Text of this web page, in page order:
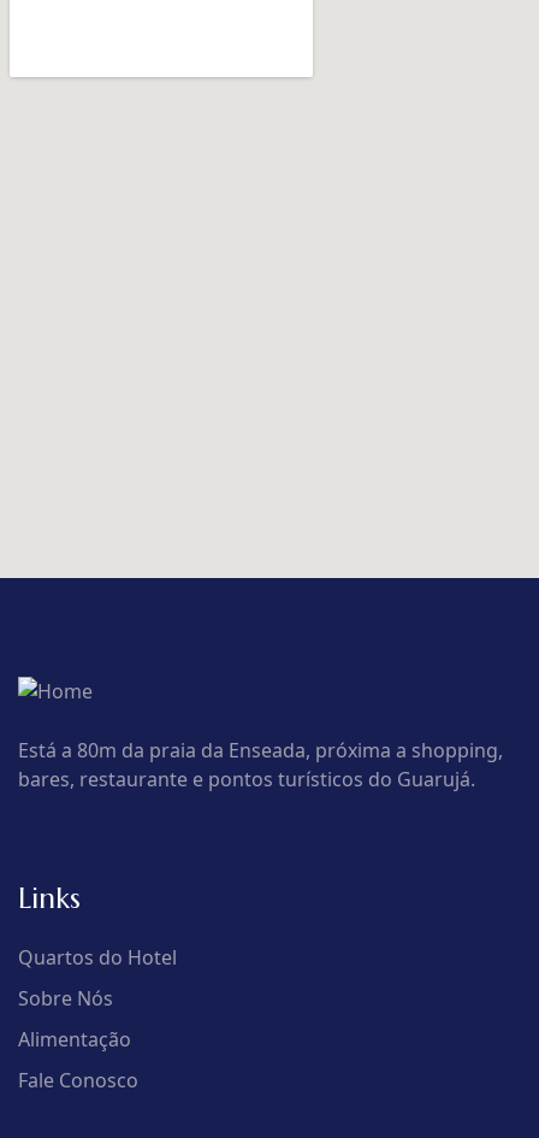
Está a 80m da praia da Enseada, próxima a shopping,
bares, restaurante e pontos turísticos do Guarujá.
Links
Quartos do Hotel
Sobre Nós
Alimentação
Fale Conosco